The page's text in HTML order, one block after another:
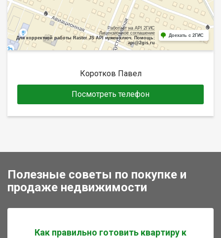
Работает на API 2ГИС
Лицензионное соглашение
Для корректной работы Raster JS API нужен ключ. Помощь:
api@2gis.ru
Доехать с 2ГИС
Коротков Павел
Посмотреть телефон
Полезные советы по покупке и
продаже недвижимости
Как правильно готовить квартиру к